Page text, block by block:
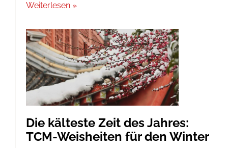
Weiterlesen »
Die kälteste Zeit des Jahres:
TCM-Weisheiten für den Winter